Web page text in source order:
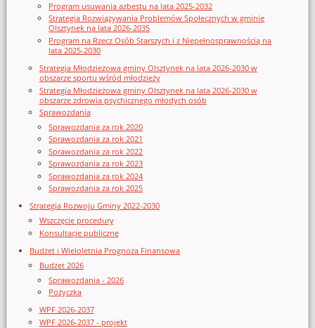
Program usuwania azbestu na lata 2025-2032
Strategia Rozwiązywania Problemów Społecznych w gminie
Olsztynek na lata 2026-2035
Program na Rzecz Osób Starszych i z Niepełnosprawnością na
lata 2025-2030
Strategia Młodzieżowa gminy Olsztynek na lata 2026-2030 w
obszarze sportu wśród młodzieży
Strategia Młodzieżowa gminy Olsztynek na lata 2026-2030 w
obszarze zdrowia psychicznego młodych osób
Sprawozdania
Sprawozdania za rok 2020
Sprawozdania za rok 2021
Sprawozdania za rok 2022
Sprawozdania za rok 2023
Sprawozdania za rok 2024
Sprawozdania za rok 2025
Strategia Rozwoju Gminy 2022-2030
Wszczęcie procedury
Konsultacje publiczne
Budżet i Wieloletnia Prognoza Finansowa
Budżet 2026
Sprawozdania - 2026
Pożyczka
WPF 2026-2037
WPF 2026-2037 - projekt